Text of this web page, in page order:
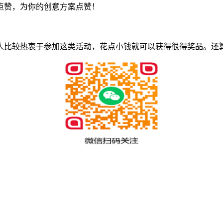
，为你的创意方案点赞！
较热衷于参加这类活动，花点小钱就可以获得很得奖品。还